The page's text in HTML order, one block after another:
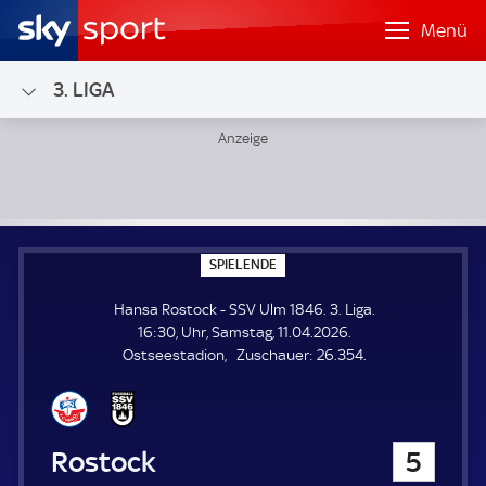
Menü
3. LIGA
SPIELENDE
P
E
L
E
N
Hansa Rostock - SSV Ulm 1846. 3. Liga.
16:30, Uhr, Samstag, 11.04.2026.
Ostseestadion
Zuschauer: Z
26.354.
Hansa Rostock 5